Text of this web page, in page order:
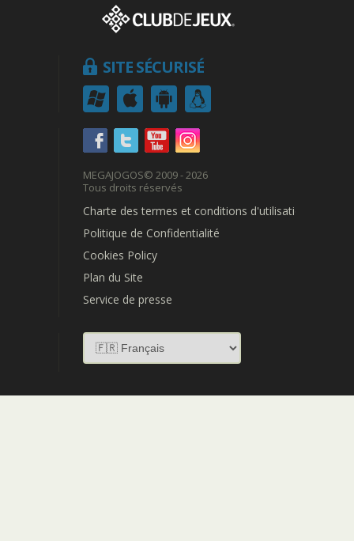
SITE SÉCURISÉ
MEGAJOGOS© 2009 - 2026
Tous droits réservés
Charte des termes et conditions d'utilisation
Politique de Confidentialité
Cookies Policy
Plan du Site
Service de presse